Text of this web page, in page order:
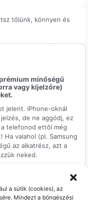
a sütik (cookies), az
Mindezt a böngészési
tőlünk, könnyen és
minőségű
vagy kijelzőre)
jelent. iPhone-oknál
de ne aggódj, ez
telefonod ettől még
valahol (pl. Samsung
az alkatrész, azt a
neked.